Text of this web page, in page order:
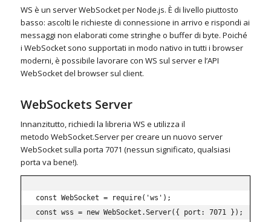
WS è un server WebSocket per Node.js. È di livello piuttosto
basso: ascolti le richieste di connessione in arrivo e rispondi ai
messaggi non elaborati come stringhe o buffer di byte. Poiché
i WebSocket sono supportati in modo nativo in tutti i browser
moderni, è possibile lavorare con WS sul server e l’API
WebSocket del browser sul client.
WebSockets Server
Innanzitutto, richiedi la libreria WS e utilizza il
metodo WebSocket.Server per creare un nuovo server
WebSocket sulla porta 7071 (nessun significato, qualsiasi
porta va bene!).
const WebSocket = require('ws');
const wss = new WebSocket.Server({ port: 7071 });